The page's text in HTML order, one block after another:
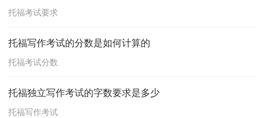
托福考试要求
托福写作考试的分数是如何计算的
托福考试分数
托福独立写作考试的字数要求是多少
托福写作考试